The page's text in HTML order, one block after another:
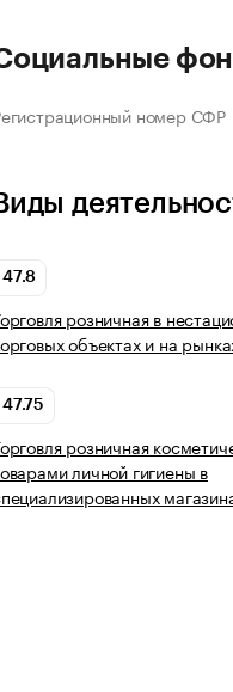
номер СФР
47.8
розничная в
объектах и на
47.75
розничная
личной гигиены в